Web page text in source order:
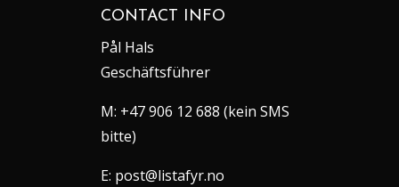
CONTACT INFO
Pål Hals
Geschäftsführer
M: +47 906 12 688 (kein SMS
bitte)
E: post@listafyr.no